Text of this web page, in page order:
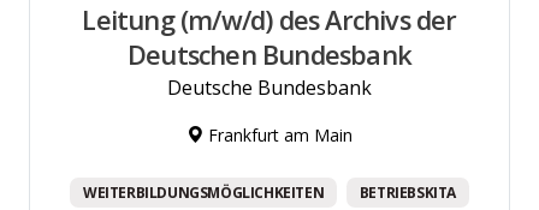
Leitung (m/w/d) des Archivs der
Deutschen Bundesbank
Deutsche Bundesbank
Frankfurt am Main
WEITERBILDUNGSMÖGLICHKEITEN BETRIEBSKITA